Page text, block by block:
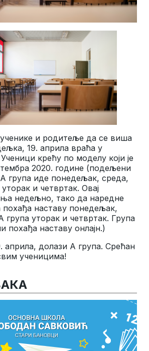
и родитеље да се виша
19. априла враћа у
крећу по моделу који је
2020. године (подељени
група иде понедељак, среда,
и четвртак. Овај
недељно, тако да наредне
наставу понедељак,
група уторак и четвртак. Група
похађа наставу онлајн.)
априла, долази А група. Срећан
ученицима!